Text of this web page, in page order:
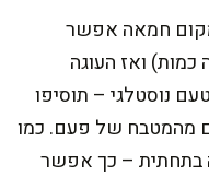
חמאה אפשר
ואז העוגה
נוסטלגי – תוסיפו
מהמטבח של פעם. כמו
בתחתית – כך אפשר